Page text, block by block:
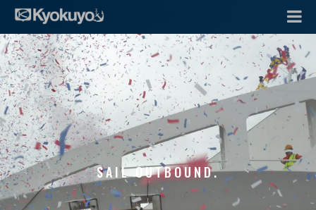
SAIL OUTBOUND.